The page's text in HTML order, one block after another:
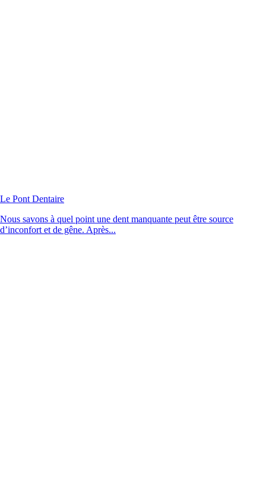
Le Pont Dentaire
Nous savons à quel point une dent manquante peut être source
d’inconfort et de gêne. Après...